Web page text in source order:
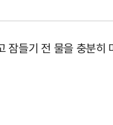
들기 전 물을 충분히